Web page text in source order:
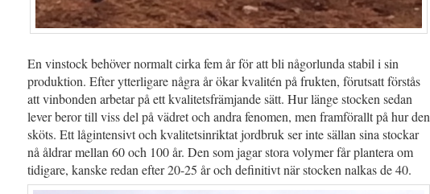
En vinstock behöver normalt cirka fem år för att bli någorlunda stabil i sin
produktion. Efter ytterligare några år ökar kvalitén på frukten, förutsatt förstås
att vinbonden arbetar på ett kvalitetsfrämjande sätt. Hur länge stocken sedan
lever beror till viss del på vädret och andra fenomen, men framförallt på hur den
sköts. Ett lågintensivt och kvalitetsinriktat jordbruk ser inte sällan sina stockar
nå åldrar mellan 60 och 100 år. Den som jagar stora volymer får plantera om
tidigare, kanske redan efter 20-25 år och definitivt när stocken nalkas de 40.